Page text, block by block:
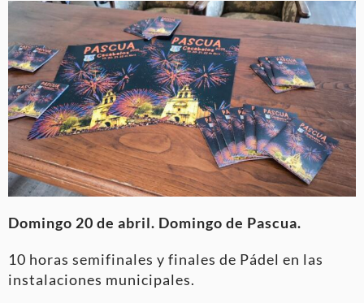
Domingo 20 de abril. Domingo de Pascua.
10 horas semifinales y finales de Pádel en las
instalaciones municipales.